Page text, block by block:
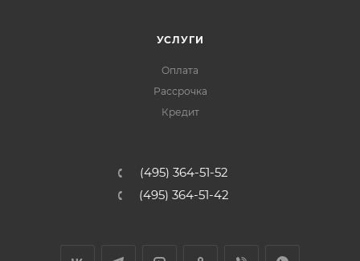
УСЛУГИ
Оплата
Рассрочка
Кредит
(495) 364-51-52
(495) 364-51-42